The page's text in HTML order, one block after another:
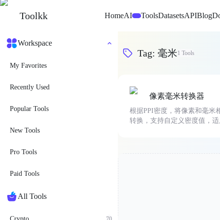
Toolkk HomeAIBetaToolsDatasetsAPIBlog
Workspace
My Favorites
Recently Used
Popular Tools
New Tools
Pro Tools
Paid Tools
All Tools
Tag: 毫米1 Tools
像素毫米转换器
根据PPI密度，将像素和毫米
转换，支持自定义密度值，